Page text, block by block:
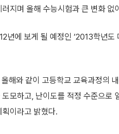
지며 올해 수능시험과 큰 변화 없
년에 보게 될 예정인 ‘2013학년
해와 같이 고등학교 교육과정의
모하고, 난이도를 적정 수준으로
이라고 밝혔다.